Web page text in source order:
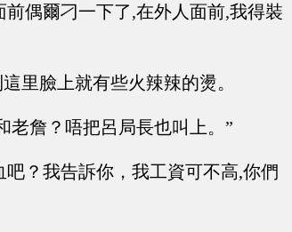
偶爾刁一下了,在外人面前,我得裝
里臉上就有些火辣辣的燙。
老詹？唔把呂局長也叫上。”
？我告訴你，我工資可不高,你們